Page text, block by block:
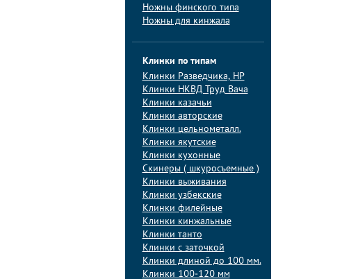
Ножны финского типа
Ножны для кинжала
Клинки по типам
Клинки Pазведчика, НP
Клинки НКВД Труд Вача
Клинки казачьи
Клинки авторские
Клинки цельнометалл.
Клинки якутские
Клинки кухонные
Скинеры ( шкуросъемные )
Клинки выживания
Клинки узбекские
Клинки филейные
Клинки кинжальные
Клинки танто
Клинки с заточкой
Клинки длиной до 100 мм.
Клинки 100-120 мм